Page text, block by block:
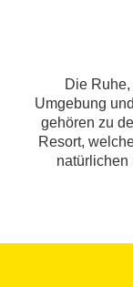
Die
Umgebung
gehören zu
Resort,
natürlichen